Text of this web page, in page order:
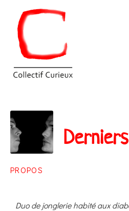
PROPOS
Duo de jonglerie habité aux